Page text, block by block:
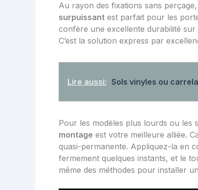
Au rayon des fixations sans
surpuissant est parfait pour les
confère une excellente durabilité
C’est la solution express par
Lire aussi: Sols vinyles ou
Pour les modèles plus lourds ou les
montage est votre meilleure alliée.
quasi-permanente. Appliquez-la en
fermement quelques instants, et le
même des méthodes pour installer